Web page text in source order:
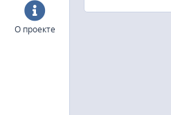
О проекте